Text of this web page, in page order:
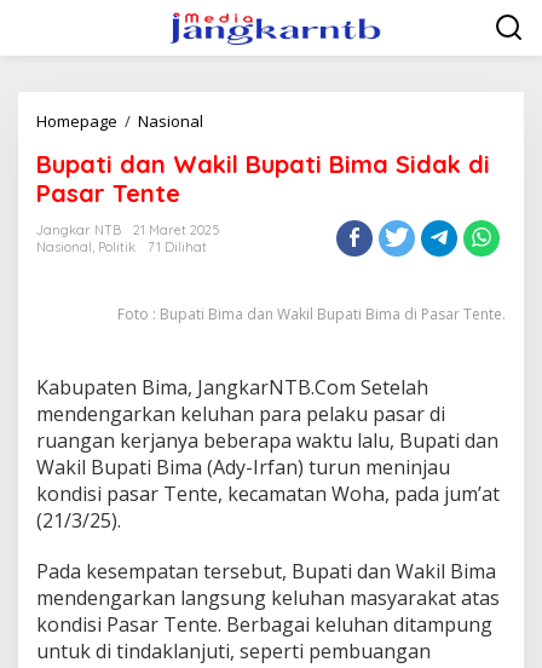
konten
Homepage / Nasional
Wakil
Sidak
di
Bupati dan Wakil Bupati Bima Sidak di
Pasar Tente
Jangkar NTB
21 Maret 2025
Nasional, Politik 71 Dilihat
Foto : Bupati Bima dan Wakil Bupati Bima di Pasar Tente.
Kabupaten Bima, JangkarNTB.Com Setelah
mendengarkan keluhan para pelaku pasar di
ruangan kerjanya beberapa waktu lalu, Bupati dan
Wakil Bupati Bima (Ady-Irfan) turun meninjau
kondisi pasar Tente, kecamatan Woha, pada jum’at
(21/3/25).
Pada kesempatan tersebut, Bupati dan Wakil Bima
mendengarkan langsung keluhan masyarakat atas
kondisi Pasar Tente. Berbagai keluhan ditampung
untuk di tindaklanjuti, seperti pembuangan